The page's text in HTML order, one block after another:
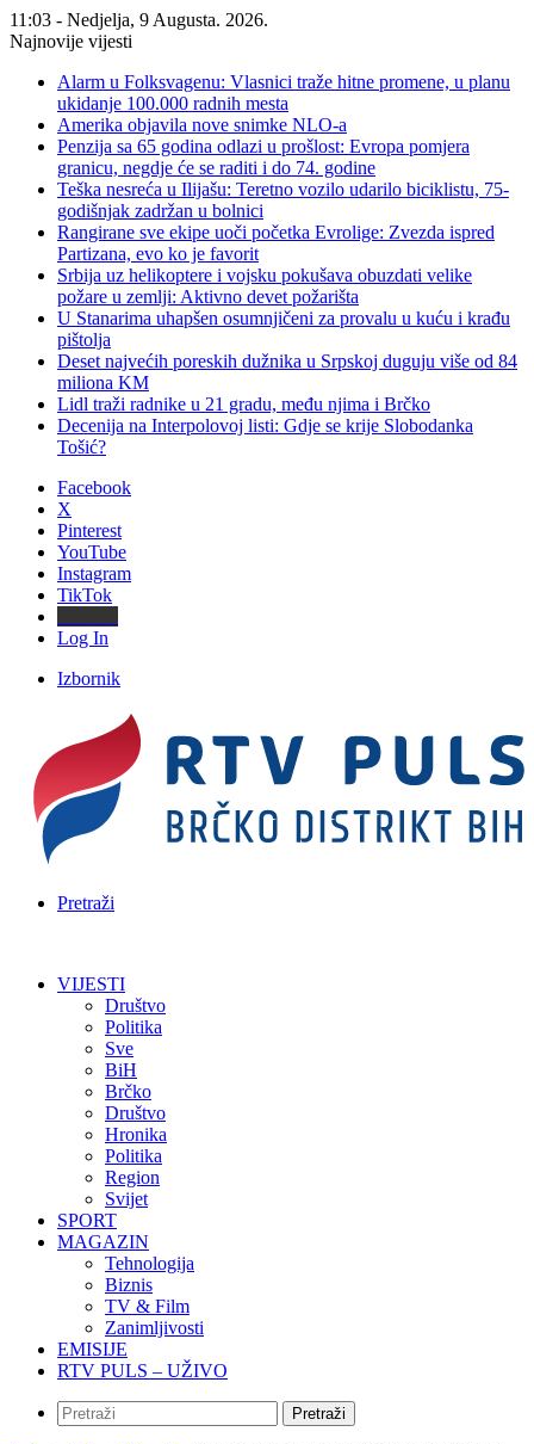
11:03 - Nedjelja, 9 Augusta. 2026.
Najnovije vijesti
Alarm u Folksvagenu: Vlasnici traže hitne promene, u planu
ukidanje 100.000 radnih mesta
Amerika objavila nove snimke NLO-a
Penzija sa 65 godina odlazi u prošlost: Evropa pomjera
granicu, negdje će se raditi i do 74. godine
Teška nesreća u Ilijašu: Teretno vozilo udarilo biciklistu, 75-
godišnjak zadržan u bolnici
Rangirane sve ekipe uoči početka Evrolige: Zvezda ispred
Partizana, evo ko je favorit
Srbija uz helikoptere i vojsku pokušava obuzdati velike
požare u zemlji: Aktivno devet požarišta
U Stanarima uhapšen osumnjičeni za provalu u kuću i krađu
pištolja
Deset najvećih poreskih dužnika u Srpskoj duguju više od 84
miliona KM
Lidl traži radnike u 21 gradu, među njima i Brčko
Decenija na Interpolovoj listi: Gdje se krije Slobodanka
Tošić?
Facebook
X
Pinterest
YouTube
Instagram
TikTok
Log In
Izbornik
Pretraži
VIJESTI
Društvo
Politika
Sve
BiH
Brčko
Društvo
Hronika
Politika
Region
Svijet
SPORT
MAGAZIN
Tehnologija
Biznis
TV & Film
Zanimljivosti
EMISIJE
RTV PULS – UŽIVO
Pretraži